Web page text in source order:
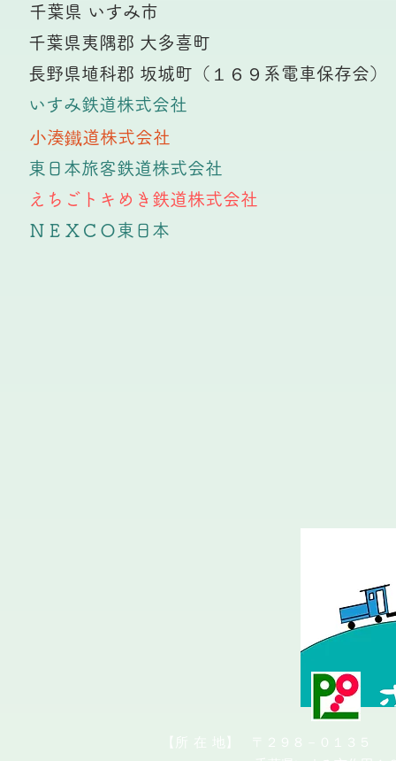
千葉県 いすみ市
千葉県夷隅郡 大多喜町
長野県埴科郡 坂城町（１６９系電車保存会）
いすみ鉄道株式会社
小湊鐵道株式会社
東日本旅客鉄道株式会社
えちごトキめき鉄道株式会社
ＮＥＸＣＯ東日本
​【所 在
地】 〒２９８－０１３５